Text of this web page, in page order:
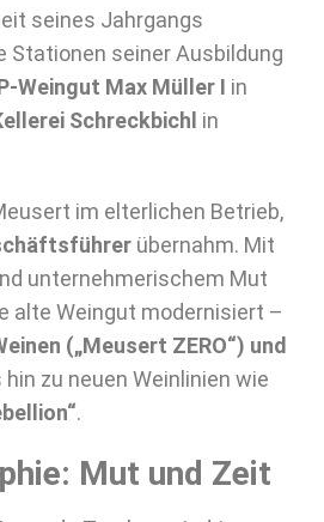
seines Jahrgangs
Stationen seiner Ausbildung
Weingut Max Müller I in
Schreckbichl in
im elterlichen Betrieb,
übernahm. Mit
unternehmerischem Mut
alte Weingut modernisiert –
(„Meusert ZERO“) und
hin zu neuen Weinlinien wie
.
Mut und Zeit